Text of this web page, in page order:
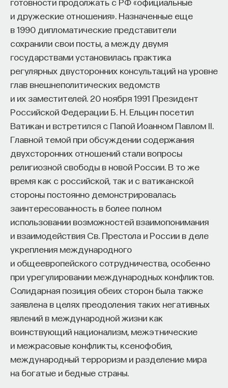
и дружеские отношения». Назначенные еще
в 1990 дипломатические представители
сохранили свои посты, а между двумя
государствами установилась практика
регулярных двусторонних консультаций на уровне
глав внешнеполитических ведомств
и их заместителей. 20 ноября 1991 Президент
Российской Федерации Б. Н. Ельцин посетил
Ватикан и встретился с Папой Иоанном Павлом II.
Главной темой при обсуждении содержания
двухсторонних отношений стали вопросы
религиозной свободы в новой России. В то же
время как с российской, так и с ватиканской
стороны постоянно демонстрировалась
заинтересованность в более полном
использовании возможностей взаимопонимания
и взаимодействия Св. Престола и России в деле
укрепления международного
и общеевропейского сотрудничества, особенно
при урегулировании международных конфликтов.
Солидарная позиция обеих сторон была также
заявлена в целях преодоления таких негативных
явлений в международной жизни как
воинствующий национализм, межэтнические
и межрасовые конфликты, ксенофобия,
международный терроризм и разделение мира
на богатые и бедные страны.